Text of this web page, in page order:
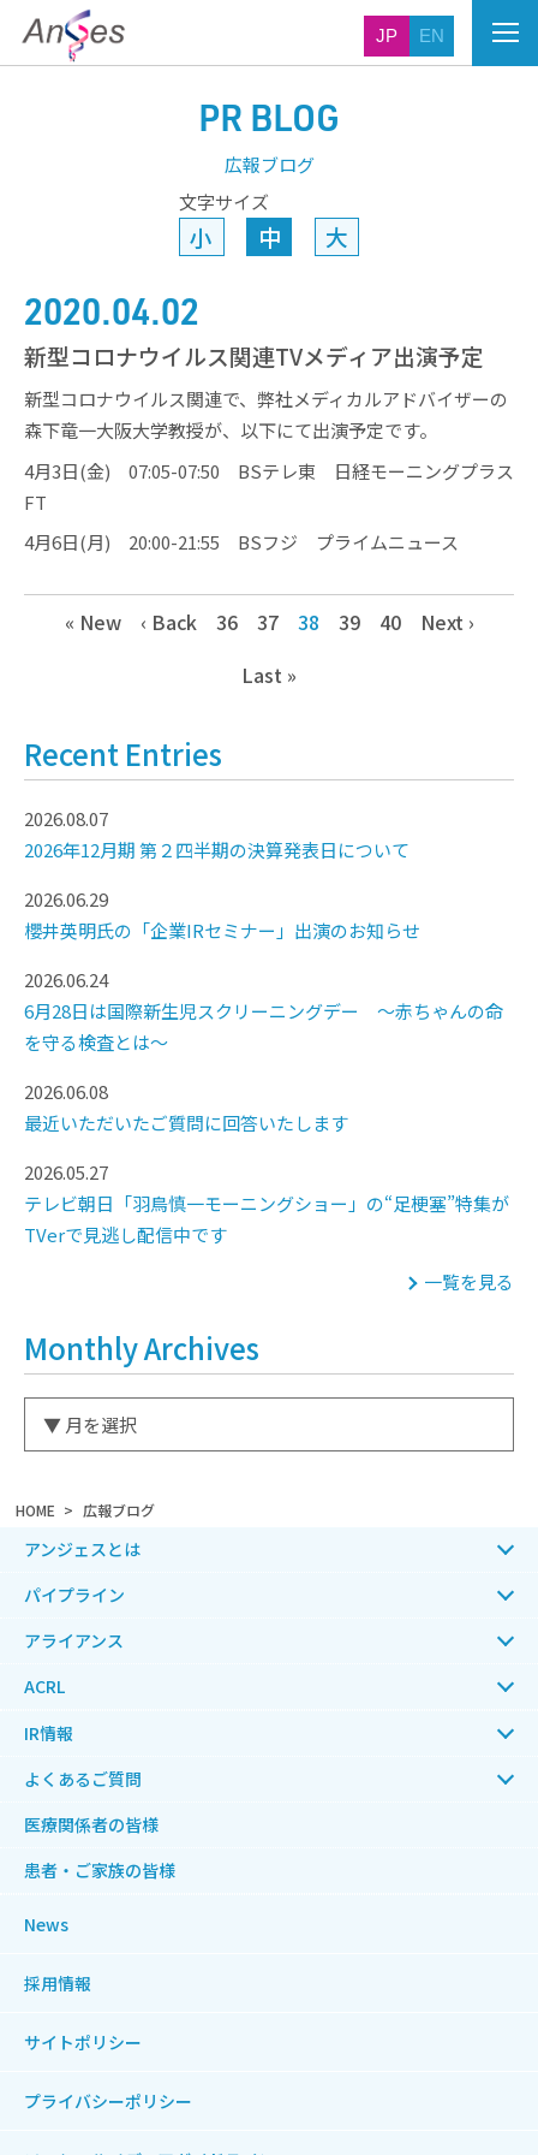
JP EN
HOME 広報ブログ
PR BLOG
広報ブログ
文字サイズ
小 中 大
2020.04.02
新型コロナウイルス関連TVメディア出演予定
新型コロナウイルス関連で、弊社メディカルアドバイザーの
森下竜一大阪大学教授が、以下にて出演予定です。
4月3日(金) 07:05-07:50 BSテレ東 日経モーニングプラス
FT
4月6日(月) 20:00-21:55 BSフジ プライムニュース
« New ‹ Back 36 37 38 39 40
Next ›
Last »
Recent Entries
2026.08.07
2026年12月期 第２四半期の決算発表日について
2026.06.29
櫻井英明氏の「企業IRセミナー」出演のお知らせ
2026.06.24
6月28日は国際新生児スクリーニングデー ～赤ちゃんの命
を守る検査とは～
2026.06.08
最近いただいたご質問に回答いたします
2026.05.27
テレビ朝日「羽鳥慎一モーニングショー」の“足梗塞”特集が
TVerで見逃し配信中です
一覧を見る
Monthly Archives
アンジェスとは
パイプライン
アライアンス
ACRL
IR情報
よくあるご質問
医療関係者の皆様
患者・ご家族の皆様
News
採用情報
サイトポリシー
プライバシーポリシー